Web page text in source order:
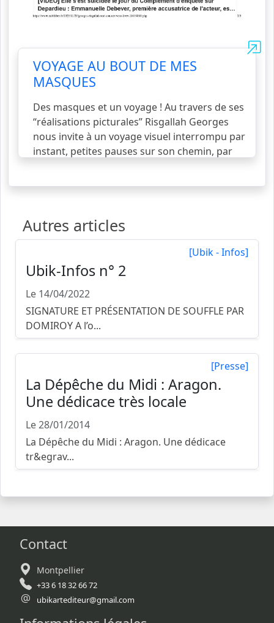
VOYAGE AU BOUT DE MES
MASQUES
Des masques et un voyage ! Au travers de ses
“réalisations picturales” Risgallah Georges
nous invite à un voyage visuel interrompu par
instant, petites pauses sur son chemin, par
tôt (ou tard) le mativoir la suite...
Autres articles
[Ubik - Infos]
Ubik-Infos n° 2
Le 14/04/2022
SIGNATURE ET PRÉSENTATION DE SOUFFLE PAR
DOMIROY A l’o...
[Presse]
La Dépêche du Midi : Aragon.
Une dédicace très locale
Le 28/01/2014
La Dépêche du Midi : Aragon. Une dédicace
tr&egrav...
Contact
Montpellier
+33 6 18 32 66 72
ubikartediteur@gmail.com